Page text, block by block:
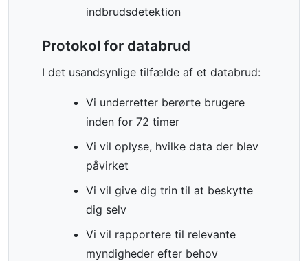
indbrudsdetektion
Protokol for databrud
I det usandsynlige tilfælde af et databrud:
Vi underretter berørte brugere
inden for 72 timer
Vi vil oplyse, hvilke data der blev
påvirket
Vi vil give dig trin til at beskytte
dig selv
Vi vil rapportere til relevante
myndigheder efter behov